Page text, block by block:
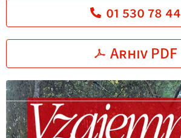
01 530 78 44
Arhiv PDF